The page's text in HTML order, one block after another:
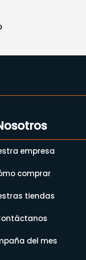
empresa
comprar
tiendas
del mes